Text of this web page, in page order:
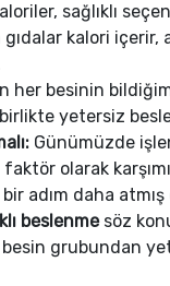
sağlıklı
gıdalar kalori
her besinin
yetersiz
Günümüzde
olarak
adım daha atmış
beslenmesöz
besin grubundan